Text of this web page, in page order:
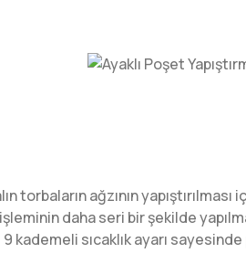
ağzının yapıştırılması
daha seri bir şekilde
sıcaklık ayarı